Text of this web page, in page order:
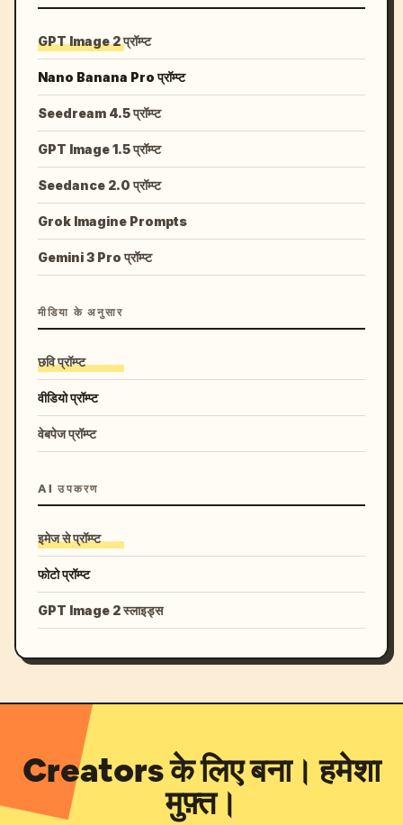
GPT Image 2 प्रॉम्प्ट
Nano Banana Pro प्रॉम्प्ट
Seedream 4.5 प्रॉम्प्ट
GPT Image 1.5 प्रॉम्प्ट
Seedance 2.0 प्रॉम्प्ट
Grok Imagine Prompts
Gemini 3 Pro प्रॉम्प्ट
मीडिया के अनुसार
छवि प्रॉम्प्ट
वीडियो प्रॉम्प्ट
वेबपेज प्रॉम्प्ट
AI उपकरण
इमेज से प्रॉम्प्ट
फोटो प्रॉम्प्ट
GPT Image 2 स्लाइड्स
Creators के लिए बना। हमेशा
मुफ़्त।